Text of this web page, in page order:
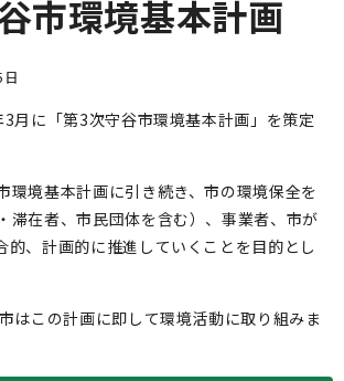
市環境基本計画
月に「第3次守谷市環境基本計画」を策定
環境基本計画に引き続き、市の環境保全を
滞在者、市民団体を含む）、事業者、市が
的、計画的に推進していくことを目的とし
はこの計画に即して環境活動に取り組みま